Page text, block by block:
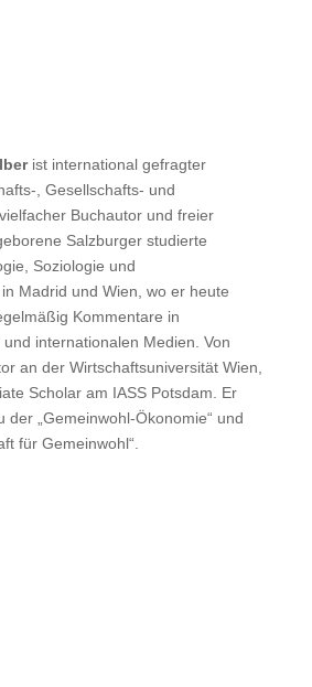
ist international gefragter
, Gesellschafts- und
Buchautor und freier
Salzburger studierte
Soziologie und
Madrid und Wien, wo er heute
Kommentare in
internationalen Medien. Von
an der Wirtschaftsuniversität Wien,
Scholar am IASS Potsdam. Er
der „Gemeinwohl-Ökonomie“ und
für Gemeinwohl“.